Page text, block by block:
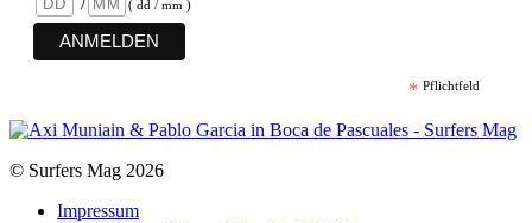
( dd / mm )
* Pflichtfeld
© Surfers Mag 2026
Impressum